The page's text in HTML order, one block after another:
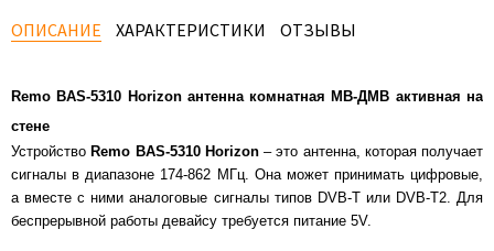
ОПИСАНИЕ ХАРАКТЕРИСТИКИ ОТЗЫВЫ
Remo BAS-5310 Horizon антенна комнатная МВ-ДМВ активная на
стене
Устройство Remo BAS-5310 Horizon– это антенна, которая получает
сигналы в диапазоне 174-862 МГц. Она может принимать цифровые,
а вместе с ними аналоговые сигналы типов DVB-T или DVB-T2. Для
беспрерывной работы девайсу требуется питание 5V.